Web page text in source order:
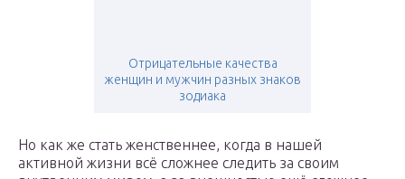
Отрицательные качества
женщин и мужчин разных знаков
зодиака
Но как же стать женственнее, когда в нашей
активной жизни всё сложнее следить за своим